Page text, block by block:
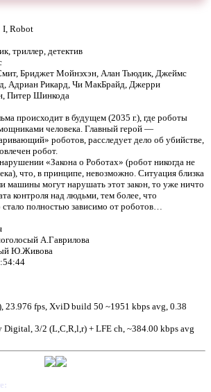
I, Robot
триллер, детектив
Бриджет Мойнэхэн, Алан Тьюдик, Джеймс
Адриан Рикард, Чи МакБрайд, Джерри
Питер Шинкода
происходит в будущем (2035 г.), где роботы
человека. Главный герой —
роботов, расследует дело об убийстве,
робот.
«Закона о Роботах» (робот никогда не
что, в принципе, невозможно. Ситуация близка
машины могут нарушать этот закон, то уже ничто
контроля над людьми, тем более, что
полностью зависимо от роботов…
А.Гаврилова
Ю.Живова
23.976 fps, XviD build 50 ~1951 kbps avg, 0.38
Digital, 3/2 (L,C,R,l,r) + LFE ch, ~384.00 kbps avg